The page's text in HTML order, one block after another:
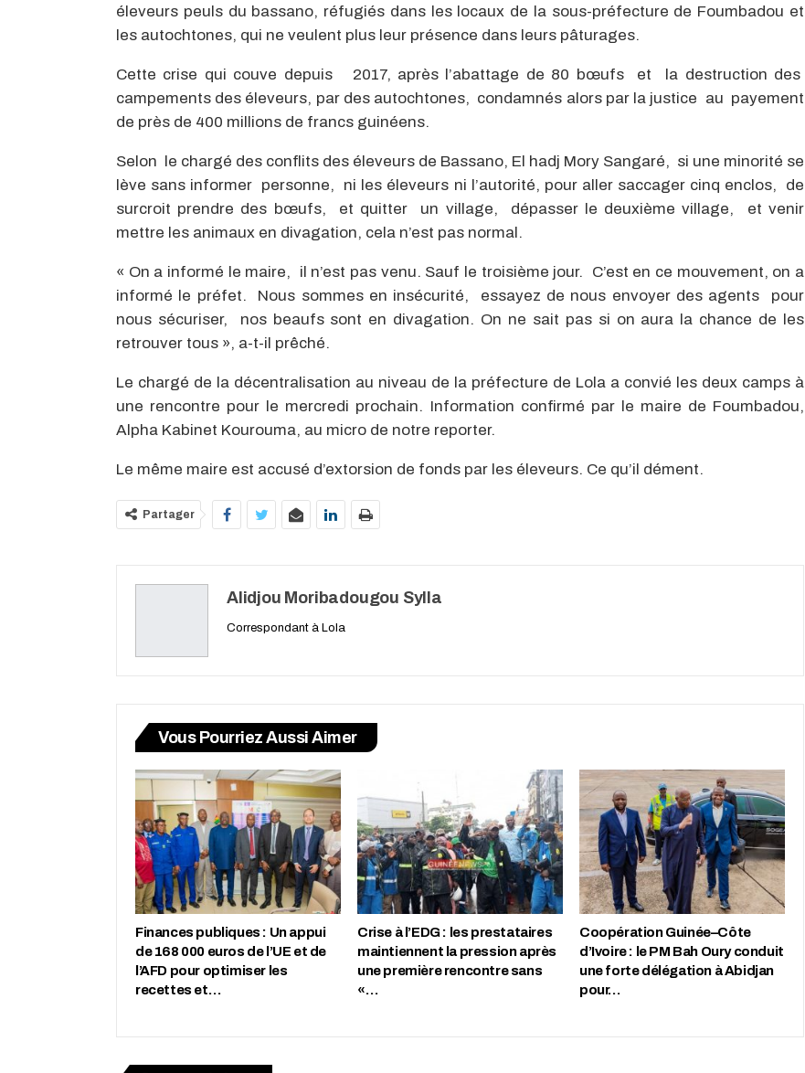
éleveurs peuls du bassano, réfugiés dans les locaux de la sous-préfecture de Foumbadou et
les autochtones, qui ne veulent plus leur présence dans leurs pâturages.
Cette crise qui couve depuis 2017, après l’abattage de 80 bœufs et la destruction des
campements des éleveurs, par des autochtones, condamnés alors par la justice au payement
de près de 400 millions de francs guinéens.
Selon le chargé des conflits des éleveurs de Bassano, El hadj Mory Sangaré, si une minorité se
lève sans informer personne, ni les éleveurs ni l’autorité, pour aller saccager cinq enclos, de
surcroit prendre des bœufs, et quitter un village, dépasser le deuxième village, et venir
mettre les animaux en divagation, cela n’est pas normal.
« On a informé le maire, il n’est pas venu. Sauf le troisième jour. C’est en ce mouvement, on a
informé le préfet. Nous sommes en insécurité, essayez de nous envoyer des agents pour
nous sécuriser, nos beaufs sont en divagation. On ne sait pas si on aura la chance de les
retrouver tous », a-t-il prêché.
Le chargé de la décentralisation au niveau de la préfecture de Lola a convié les deux camps à
une rencontre pour le mercredi prochain. Information confirmé par le maire de Foumbadou,
Alpha Kabinet Kourouma, au micro de notre reporter.
Le même maire est accusé d’extorsion de fonds par les éleveurs. Ce qu’il dément.
Partager
Alidjou Moribadougou Sylla
Correspondant à Lola
Vous Pourriez Aussi Aimer
Finances publiques : Un appui
de 168 000 euros de l’UE et de
l’AFD pour optimiser les
recettes et…
Crise à l’EDG : les prestataires
maintiennent la pression après
une première rencontre sans
«…
Coopération Guinée–Côte
d’Ivoire : le PM Bah Oury conduit
une forte délégation à Abidjan
pour…